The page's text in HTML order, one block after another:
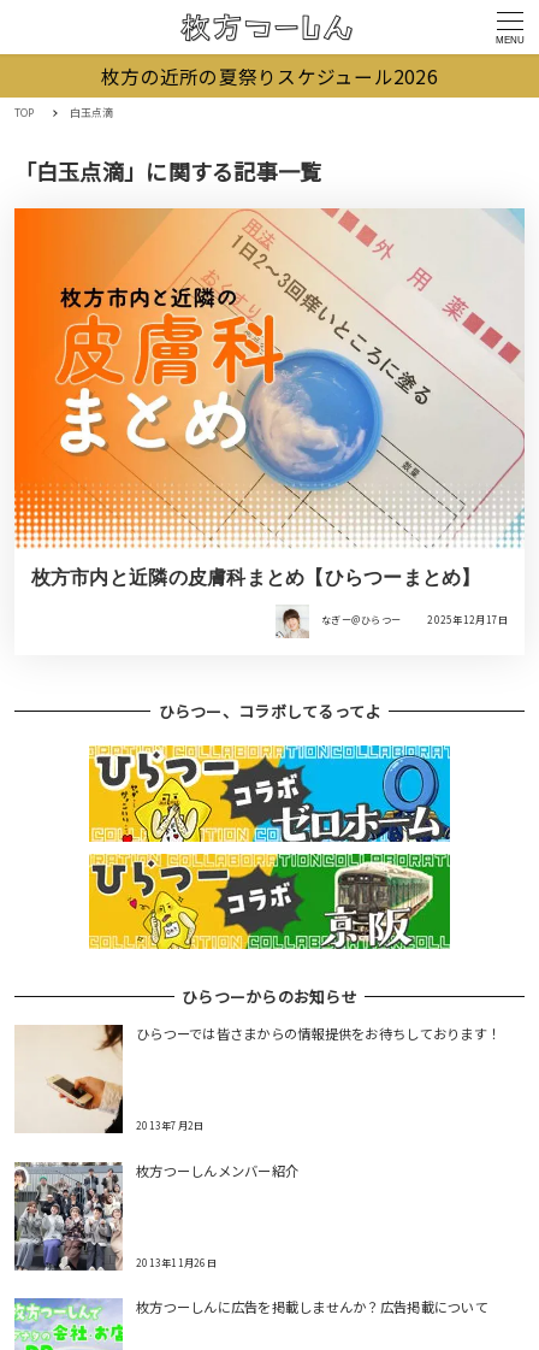
MENU
枚方の近所の夏祭りスケジュール2026
TOP 白玉点滴
「白玉点滴」に関する記事一覧
枚方市内と近隣の皮膚科まとめ【ひらつーまとめ】
なぎー＠ひらつー 2025年12月17日
ひらつー、コラボしてるってよ
ひらつーからのお知らせ
ひらつーでは皆さまからの情報提供をお待ちしております！
2013年7月2日
枚方つーしんメンバー紹介
2013年11月26日
枚方つーしんに広告を掲載しませんか？広告掲載について